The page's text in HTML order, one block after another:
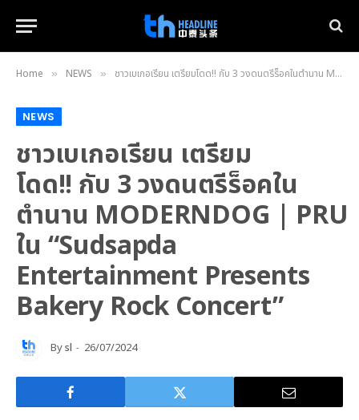
Home » NEWS » ชาวเบเกอเรียน เตรียมโดด!! กับ 3 วงดนตรีร็อคในตำนาน MODERNDOG | PRU | FLURE ใน “Sudsapda Entertainment Presents Bakery Rock Concert”
NEWS
ชาวเบเกอเรียน เตรียม
โดด!! กับ 3 วงดนตรีร็อคใน
ตำนาน MODERNDOG | PRU
ใน “Sudsapda
Entertainment Presents
Bakery Rock Concert”
Bysl 26/07/2024